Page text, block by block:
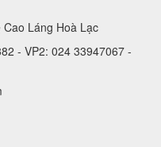
Láng Hoà Lạc
- VP2: 024 33947067 -